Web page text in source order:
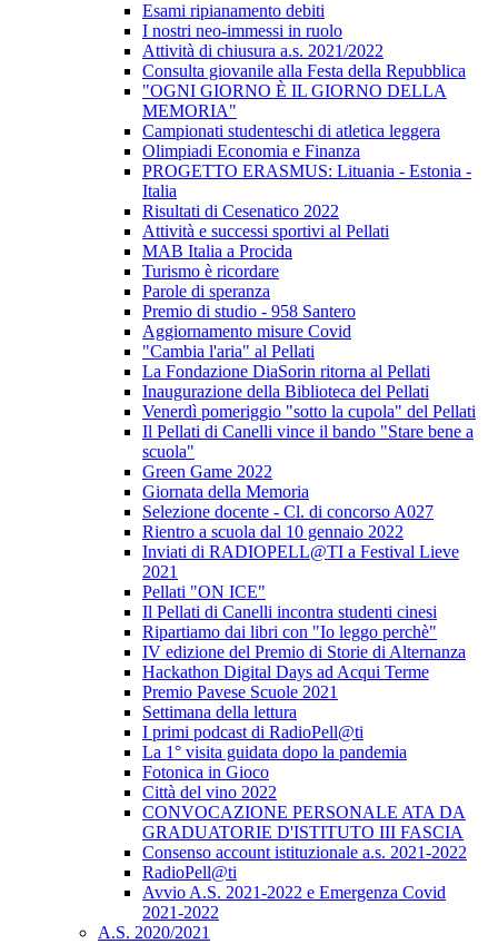
Esami ripianamento debiti
I nostri neo-immessi in ruolo
Attività di chiusura a.s. 2021/2022
Consulta giovanile alla Festa della Repubblica
"OGNI GIORNO È IL GIORNO DELLA
MEMORIA"
Campionati studenteschi di atletica leggera
Olimpiadi Economia e Finanza
PROGETTO ERASMUS: Lituania - Estonia -
Italia
Risultati di Cesenatico 2022
Attività e successi sportivi al Pellati
MAB Italia a Procida
Turismo è ricordare
Parole di speranza
Premio di studio - 958 Santero
Aggiornamento misure Covid
"Cambia l'aria" al Pellati
La Fondazione DiaSorin ritorna al Pellati
Inaugurazione della Biblioteca del Pellati
Venerdì pomeriggio "sotto la cupola" del Pellati
Il Pellati di Canelli vince il bando "Stare bene a
scuola"
Green Game 2022
Giornata della Memoria
Selezione docente - Cl. di concorso A027
Rientro a scuola dal 10 gennaio 2022
Inviati di RADIOPELL@TI a Festival Lieve
2021
Pellati "ON ICE"
Il Pellati di Canelli incontra studenti cinesi
Ripartiamo dai libri con "Io leggo perchè"
IV edizione del Premio di Storie di Alternanza
Hackathon Digital Days ad Acqui Terme
Premio Pavese Scuole 2021
Settimana della lettura
I primi podcast di RadioPell@ti
La 1° visita guidata dopo la pandemia
Fotonica in Gioco
Città del vino 2022
CONVOCAZIONE PERSONALE ATA DA
GRADUATORIE D'ISTITUTO III FASCIA
Consenso account istituzionale a.s. 2021-2022
RadioPell@ti
Avvio A.S. 2021-2022 e Emergenza Covid
2021-2022
A.S. 2020/2021